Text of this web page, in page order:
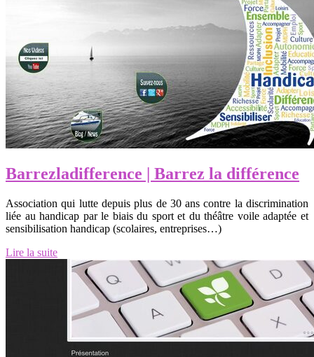
Bar­rez­ladiffe­ren­ce | Barrez la différence
Association qui lutte depuis plus de 30 ans contre la discrimination
liée au handicap par le biais du sport et du théâtre voile adaptée et
sensibilisation handicap (scolaires, entreprises…)
Lire la suite